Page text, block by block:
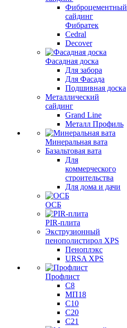
Фиброцементный
сайдинг
Фибратек
Cedral
Decover
Фасадная доска
Для забора
Для Фасада
Подшивная доска
Металлический
сайдинг
Grand Line
Металл Профиль
Минеральная вата
Базальтовая вата
Для
коммерческого
строительства
Для дома и дачи
ОСБ
PIR-плита
Экструзионный
пенополистирол XPS
Пеноплэкс
URSA XPS
Профлист
С8
МП18
С10
С20
С21